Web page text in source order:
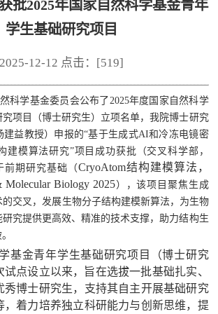
批2025年国家自然科学基金青年
学生基础研究项目
2025-12-12 点击：[519]
科学基金委员会公布了2025年度国家自然科学
项目（博士研究生）立项名单，我院博士研究
建益教授）申报的“基于生成式AI和冷冻电镜密
建模算法研究”项目成功获批（交叉科学部，
前期研究基础（CryoAtom结构建模算法，
Molecular Biology 2025），该项目聚焦生成
交叉，发展生物分子结构建模新算法，为生物
究提供更高效、精准的技术支撑，助力结构生
基金青年学生基础研究项目（博士研究
试点设立以来，旨在选拔一批基础扎实、
秀博士研究生，支持其自主开展基础研究
，着力培养独立科研能力与创新思维，提